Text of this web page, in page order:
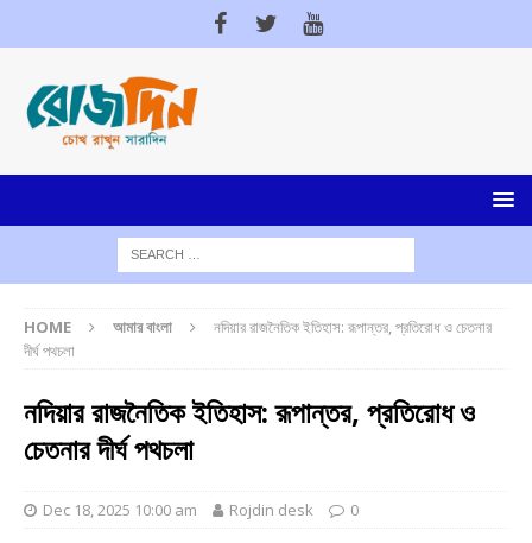
HOME আমার বাংলা
নদিয়ার রাজনৈতিক ইতিহাস: রূপান্তর, প্রতিরোধ ও চেতনার
দীর্ঘ পথচলা
নদিয়ার রাজনৈতিক ইতিহাস: রূপান্তর, প্রতিরোধ ও
চেতনার দীর্ঘ পথচলা
Dec 18, 2025 10:00 am Rojdin desk 0